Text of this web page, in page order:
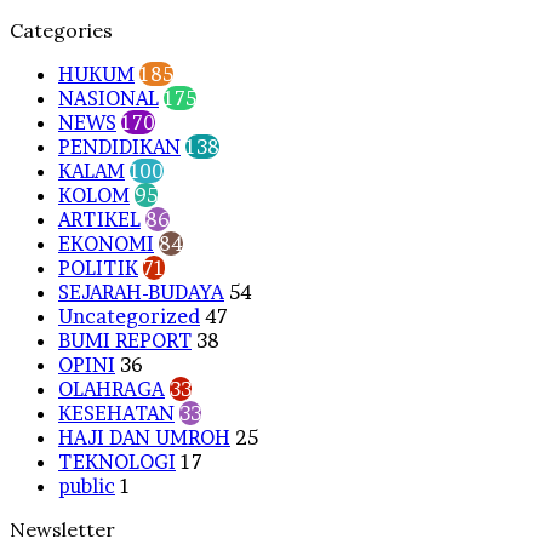
Categories
HUKUM 185
NASIONAL 175
NEWS 170
PENDIDIKAN 138
KALAM 100
KOLOM 95
ARTIKEL 86
EKONOMI 84
POLITIK 71
SEJARAH-BUDAYA 54
Uncategorized 47
BUMI REPORT 38
OPINI 36
OLAHRAGA 33
KESEHATAN 33
HAJI DAN UMROH 25
TEKNOLOGI 17
public 1
Newsletter